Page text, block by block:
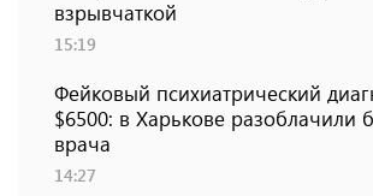
взрывчаткой
15:19
Фейковый психиатрический
$6500: в Харькове разоблачили
врача
14:27